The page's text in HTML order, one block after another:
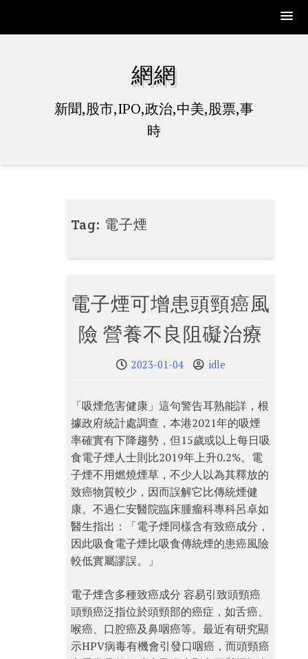
網網
新聞,股市,IPO,政治,中美,股票,事
時
Tag: 電子煙
電子煙可增患頭頸癌風
險 營養不良阻礙治療
2023-01-04 idle
「吸煙危害健康」這句警告耳熟能詳，根
據政府統計處調查，本港2021年的吸煙
率確實有下降趨勢，但15歲或以上每日吸
食電子煙人士則比2019年上升0.2%。電
子煙不用燃燒煙草，不少人以為其釋放的
致癌物質較少，因而誤解它比傳統煙健
康。不過仁安醫院臨床腫瘤科專科呂卓如
醫生指出：「電子煙同樣含有致癌成分，
因此吸食電子煙比吸食傳統煙的患癌風險
較低實屬謬誤。」
電子煙含多種致癌成分 容易引致頭頸癌
頭頸癌泛指位於頭頸部的癌症，如舌癌、
喉癌、口腔癌及鼻咽癌等。最近有研究顯
示HPV病毒有機會引發口咽癌，而頭頸癌